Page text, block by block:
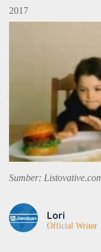
2017
Sumber:
Lori
Official Writer